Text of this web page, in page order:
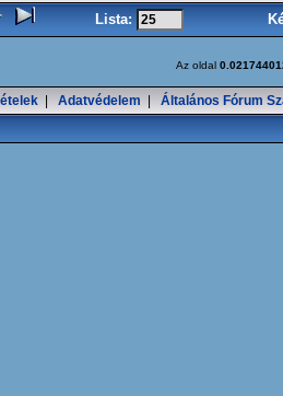
Lista:
Az oldal
Adatvédelem Általános Fórum